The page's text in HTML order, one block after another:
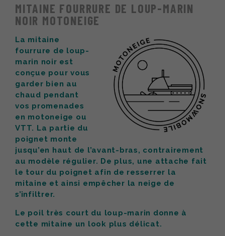
MITAINE FOURRURE DE LOUP-MARIN
NOIR MOTONEIGE
La mitaine
fourrure de loup-
marin noir est
conçue pour vous
garder bien au
chaud pendant
vos promenades
en motoneige ou
VTT. La partie du
poignet monte
jusqu’en haut de l’avant-bras, contrairement
au modèle régulier. De plus, une attache fait
le tour du poignet afin de resserrer la
mitaine et ainsi empêcher la neige de
s’infiltrer.
Le poil très court du loup-marin donne à
cette mitaine un look plus délicat.